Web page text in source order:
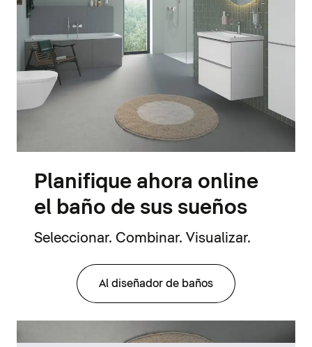
Planifique ahora online
el baño de sus sueños
Seleccionar. Combinar. Visualizar.
Al diseñador de baños